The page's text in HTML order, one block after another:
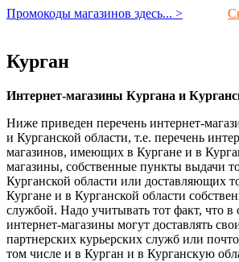
Вы здесь
Промокоды магазинов здесь... >
Курган
Интернет-магазины Кургана и
Ниже приведен перечень интернет-
и Курганской области, т.е. перечень
магазинов, имеющих в Кургане и в
магазины, собственные пункты выдачи
Курганской области или доставляющих
Кургане и в Курганской области
службой. Надо учитывать тот факт, что в
интернет-магазины могут доставлять
партнерских курьерских служб или
том числе и в Курган и в Курганскую